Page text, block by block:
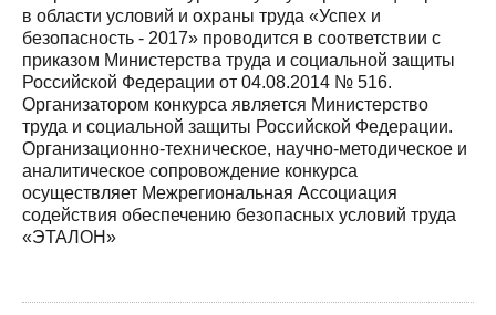
в области условий и охраны труда «Успех и
безопасность - 2017» проводится в соответствии с
приказом Министерства труда и социальной защиты
Российской Федерации от 04.08.2014 № 516.
Организатором конкурса является Министерство
труда и социальной защиты Российской Федерации.
Организационно-техническое, научно-методическое и
аналитическое сопровождение конкурса
осуществляет Межрегиональная Ассоциация
содействия обеспечению безопасных условий труда
«ЭТАЛОН»